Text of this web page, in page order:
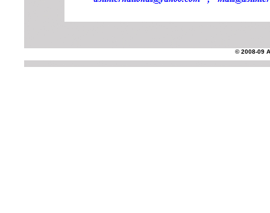
© 2008-09